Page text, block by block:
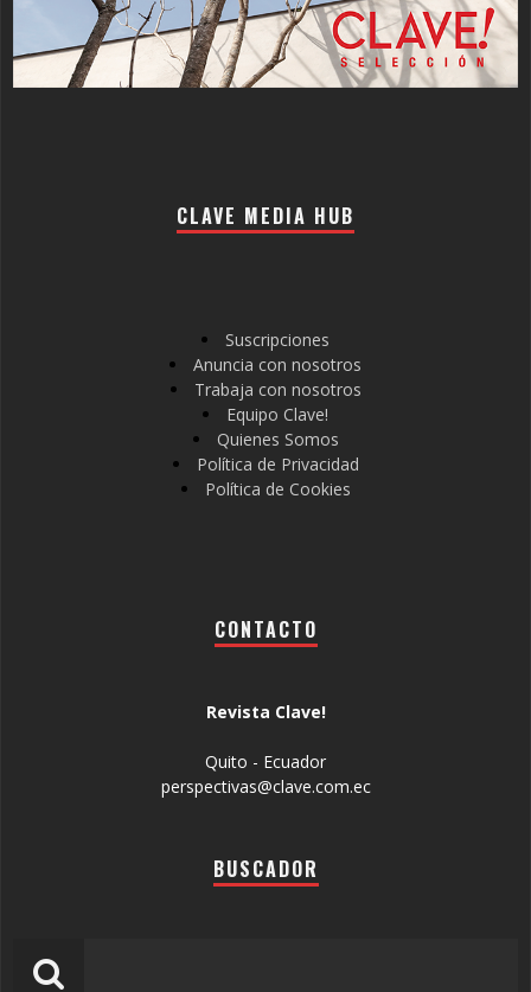
CLAVE MEDIA HUB
Suscripciones
Anuncia con nosotros
Trabaja con nosotros
Equipo Clave!
Quienes Somos
Política de Privacidad
Política de Cookies
CONTACTO
Revista Clave!
Quito - Ecuador
perspectivas@clave.com.ec
BUSCADOR